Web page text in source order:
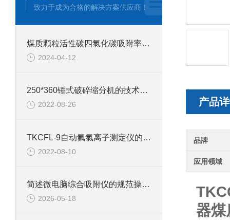
产品
品牌
应用领域
器煤
致力于成为合格的解决方案供应商！
煤质颗粒活性碳四氯化碳吸附率的测定方法
2024-04-12
250*360锤式破碎缩分机的技术参数
2022-08-26
TKCFL-9自动氟氯离子测定仪的技术参数
2022-08-10
简述微电脑综合吸附仪的规范操作流程
2026-05-18